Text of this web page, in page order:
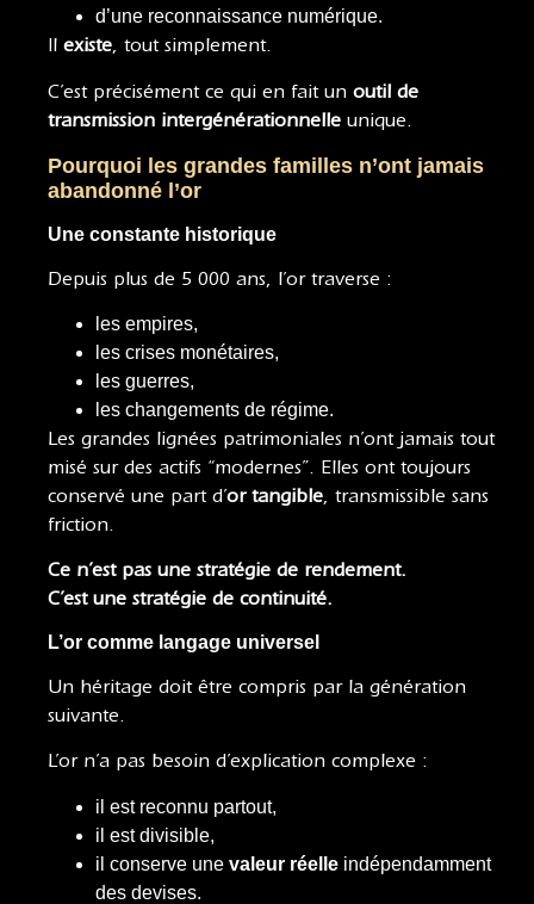
d’une reconnaissance numérique.
Il existe, tout simplement.
C’est précisément ce qui en fait un outil de
transmission intergénérationnelle unique.
Pourquoi les grandes familles n’ont jamais
abandonné l’or
Une constante historique
Depuis plus de 5 000 ans, l’or traverse :
les empires,
les crises monétaires,
les guerres,
les changements de régime.
Les grandes lignées patrimoniales n’ont jamais tout
misé sur des actifs “modernes”. Elles ont toujours
conservé une part d’or tangible, transmissible sans
friction.
Ce n’est pas une stratégie de rendement.
C’est une stratégie de continuité.
L’or comme langage universel
Un héritage doit être compris par la génération
suivante.
L’or n’a pas besoin d’explication complexe :
il est reconnu partout,
il est divisible,
il conserve une valeur réelle indépendamment
des devises.